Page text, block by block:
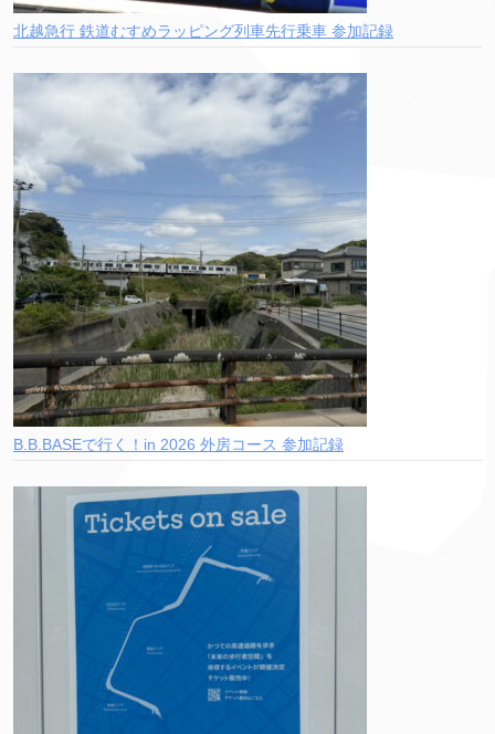
北越急行 鉄道むすめラッピング列車先行乗車 参加記録
B.B.BASEで行く！in 2026 外房コース 参加記録